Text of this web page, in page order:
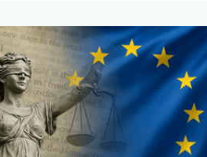
Effizienz und Budget. Die
schafft klare Linien und neue
Spielräume Die 27 EU-
setzen aktuell die Richtlinie
Consumers for a Green …